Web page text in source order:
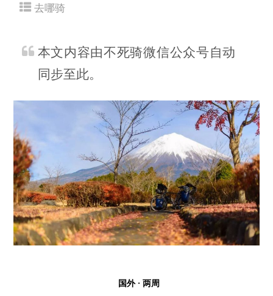
去哪骑
本文内容由不死骑微信公众号自动
同步至此。
国外 · 两周